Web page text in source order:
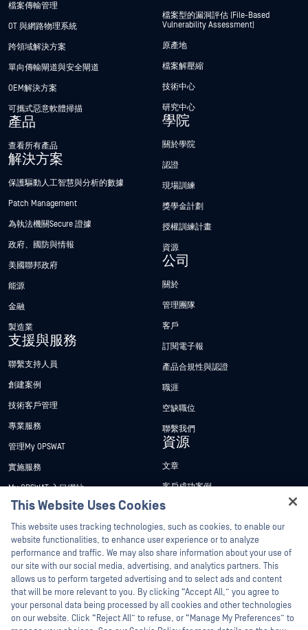
檔案傳輸管理
OT 與網路物理系統
跨領域解決方案
單向傳輸閘道與安全閘道
OEM解決方案
可攜式惡意軟體掃描
產品
查看所有產品
解決方案
保護驅動人工智慧與分析的數據
Patch Management
為執法機關Secure 證據
政府、國防與情報
美國聯邦政府
能源
金融
製造業
支援與服務
聯繫支持人員
創建案例
技術客戶管理
專業服務
管理My OPSWAT
實施服務
My OPSWAT 入口網站
技術檔案
訓練
漏洞通報計畫
合作夥伴
認證
技術合作夥伴
管道合作夥伴計劃
檔案型的漏洞評估 (File-Based
Vulnerability Assessment)
原產地
檔案解壓縮
技術中心
研究中心
學院
關於學院
認證
現場訓練
獎學金計劃
授權訓練計畫
資源
公司
關於
管理團隊
客戶
訂閱電子報
產品合規性與認證
職涯
空缺職位
聯繫我們
資源
文章
客戶成功案例
新聞稿
新聞報導
網路研討會
產品型錄
白皮書
This Website Uses Cookies
This website uses tracking technologies, such as cookies, to enable our
website functionalities, to enhance user experience or to analyze
performance and traffic. We may also share information about your use of
our site with our social media, advertising, and analytics partners. This
allows us to perform targeted advertising and to select ads and content
that will be more relevant to you. By clicking “Accept All,” you agree to
your personal data being processed by all cookies and other technologies
on our website. Click “Reject All” to refuse, or “Manage My Preferences” to
Hey there!
I'm Ozzy, your OPSWAT virtual assistant.
How can I help you secure what's critical
today?